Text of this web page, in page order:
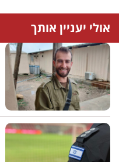
אולי יעניין אותך